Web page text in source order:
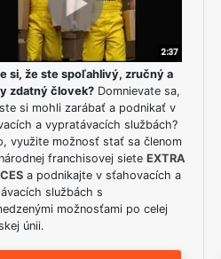
si, že ste spoľahlivý, zručný a
zdatný človek?Domnievate sa,
si mohli zarábať a podnikať v
a vypratávacích službách?
využite možnosť stať sa členom
franchisovej siete EXTRA
a podnikajte v sťahovacích a
službách s
možnosťami po celej
únii.